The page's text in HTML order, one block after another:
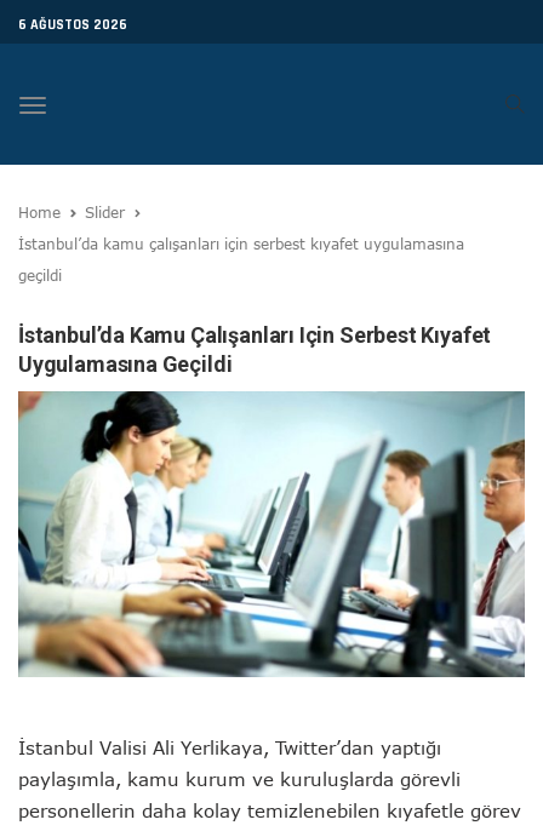
6 AĞUSTOS 2026
Toggle
Home
Slider
İstanbul’da kamu çalışanları için serbest kıyafet uygulamasına
geçildi
İstanbul’da Kamu Çalışanları Için Serbest Kıyafet
Uygulamasına Geçildi
İstanbul Valisi Ali Yerlikaya, Twitter’dan yaptığı
paylaşımla, kamu kurum ve kuruluşlarda görevli
personellerin daha kolay temizlenebilen kıyafetle görev